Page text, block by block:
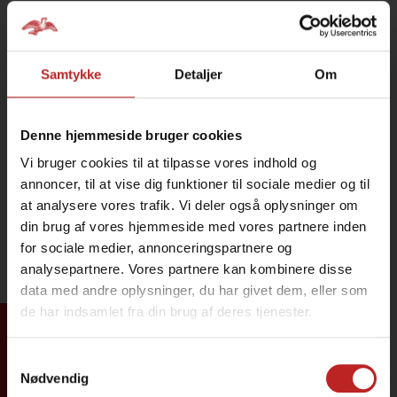
Samtykke Detaljer Om
Denne hjemmeside bruger cookies
Vi bruger cookies til at tilpasse vores indhold og
annoncer, til at vise dig funktioner til sociale medier og til
at analysere vores trafik. Vi deler også oplysninger om
din brug af vores hjemmeside med vores partnere inden
for sociale medier, annonceringspartnere og
analysepartnere. Vores partnere kan kombinere disse
data med andre oplysninger, du har givet dem, eller som
de har indsamlet fra din brug af deres tjenester.
Nødvendig
Tilmeld dig